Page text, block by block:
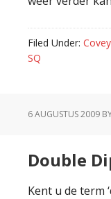
Filed Under: Covey
SQ
6 AUGUSTUS 2009
Double
Kent u de term